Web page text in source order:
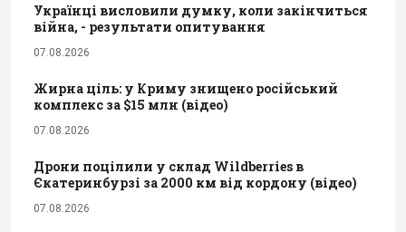
Українці висловили думку, коли закінчиться
війна, - результати опитування
07.08.2026
Жирна ціль: у Криму знищено російський
комплекс за $15 млн (відео)
07.08.2026
Дрони поцілили у склад Wildberries в
Єкатеринбурзі за 2000 км від кордону (відео)
07.08.2026